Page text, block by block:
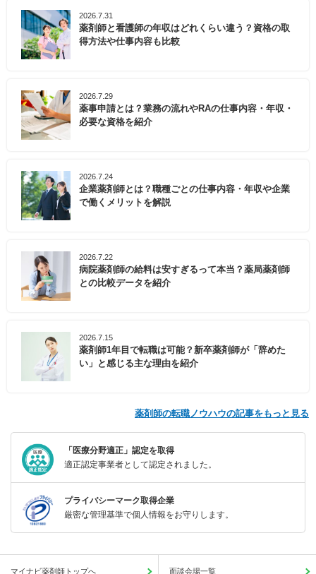
2026.7.31
薬剤師と看護師の年収はどれくらい違う？資格の取
得方法や仕事内容も比較
2026.7.29
薬事申請とは？業務の流れやRAの仕事内容・年収・
必要な資格を紹介
2026.7.24
企業薬剤師とは？職種ごとの仕事内容・年収や企業
で働くメリットを解説
2026.7.22
病院薬剤師の給料は安すぎるって本当？薬局薬剤師
との比較データを紹介
2026.7.15
薬剤師1年目で転職は可能？新卒薬剤師が「辞めた
い」と感じる主な理由を紹介
薬剤師の転職ノウハウの記事をもっと見る
「医療分野適正」認定を取得
適正認定事業者として認定されました。
プライバシーマーク取得企業
厳密な管理基準で個人情報をお守りします。
マイナビ薬剤師トップへ 面談会場一覧